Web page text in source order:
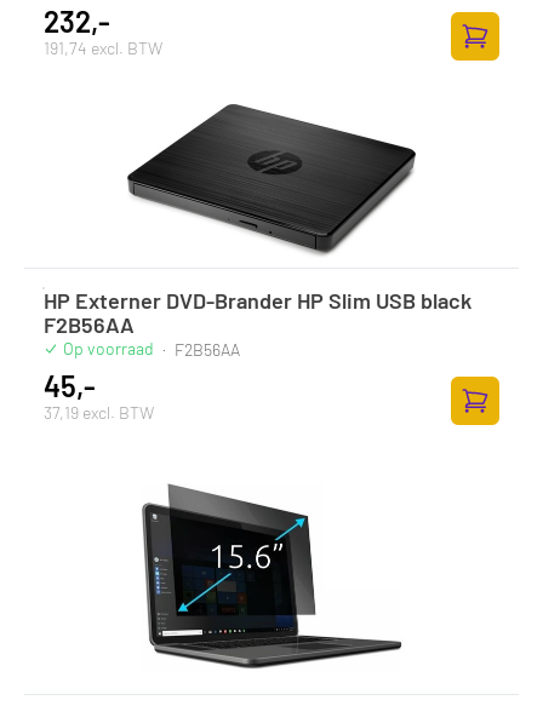
232,-
191,74 excl. BTW
HP Externer DVD-Brander HP Slim USB black
F2B56AA
Op voorraad · F2B56AA
45,-
37,19 excl. BTW